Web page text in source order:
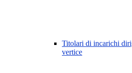
Titolari di incarichi
vertice